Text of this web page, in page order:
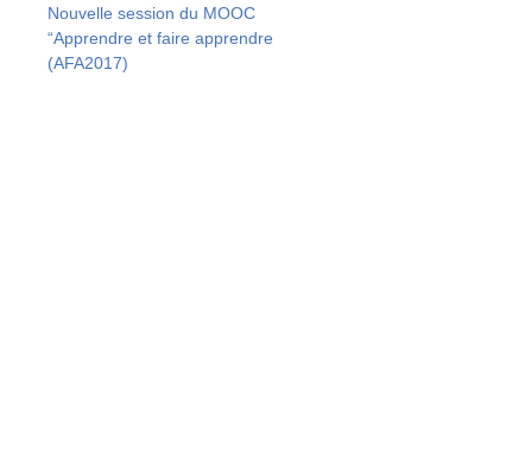
Nouvelle session du MOOC
“Apprendre et faire apprendre
(AFA2017)